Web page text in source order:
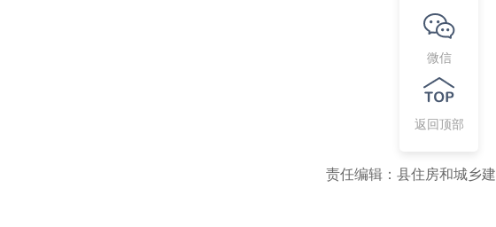
责任编辑：县住房和城乡
微信
返回顶部